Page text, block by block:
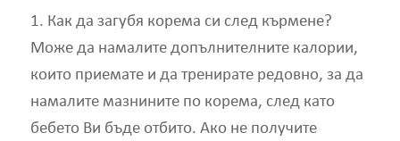
1. Как да загубя корема си след кърмене?
Може да намалите допълнителните калории,
които приемате и да тренирате редовно, за да
намалите мазнините по корема, след като
бебето Ви бъде отбито. Ако не получите